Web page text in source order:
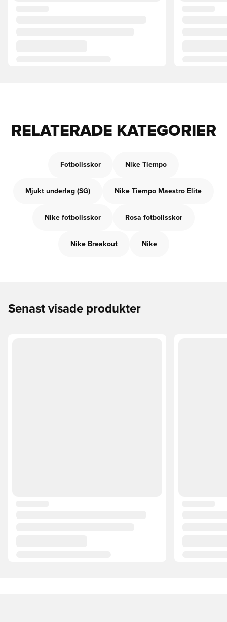
RELATERADE KATEGORIER
Fotbollsskor Nike Tiempo
Mjukt underlag (SG) Nike Tiempo Maestro Elite
Nike fotbollsskor Rosa fotbollsskor
Nike Breakout Nike
Senast visade produkter